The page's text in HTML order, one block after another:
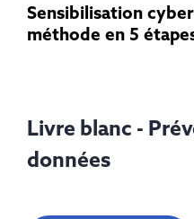
Sensibilisation
méthode en 5
Livre blanc -
données